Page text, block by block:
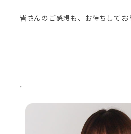
皆さんのご感想も、お待ちして